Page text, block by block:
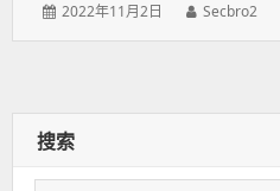
发
2022年11月2日
作
Secbro2
搜索